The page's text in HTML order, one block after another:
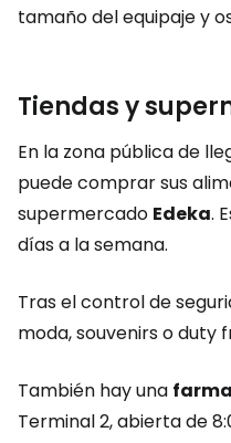
tamaño del equipaje y
Tiendas y
En la zona pública de
puede comprar sus
supermercado Edeka.
días a la semana.
Tras el control de
moda, souvenirs oduty
También hay una
Terminal 2, abierta de